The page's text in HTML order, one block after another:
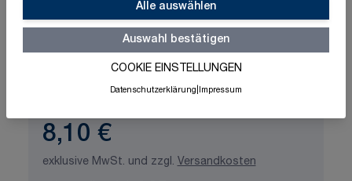
Alle auswählen
Auswahl bestätigen
COOKIE EINSTELLUNGEN
Datenschutzerklärung Impressum
Schnelle Lieferung
Made in Germany
8,10 €
exklusive MwSt. und zzgl. Versandkosten